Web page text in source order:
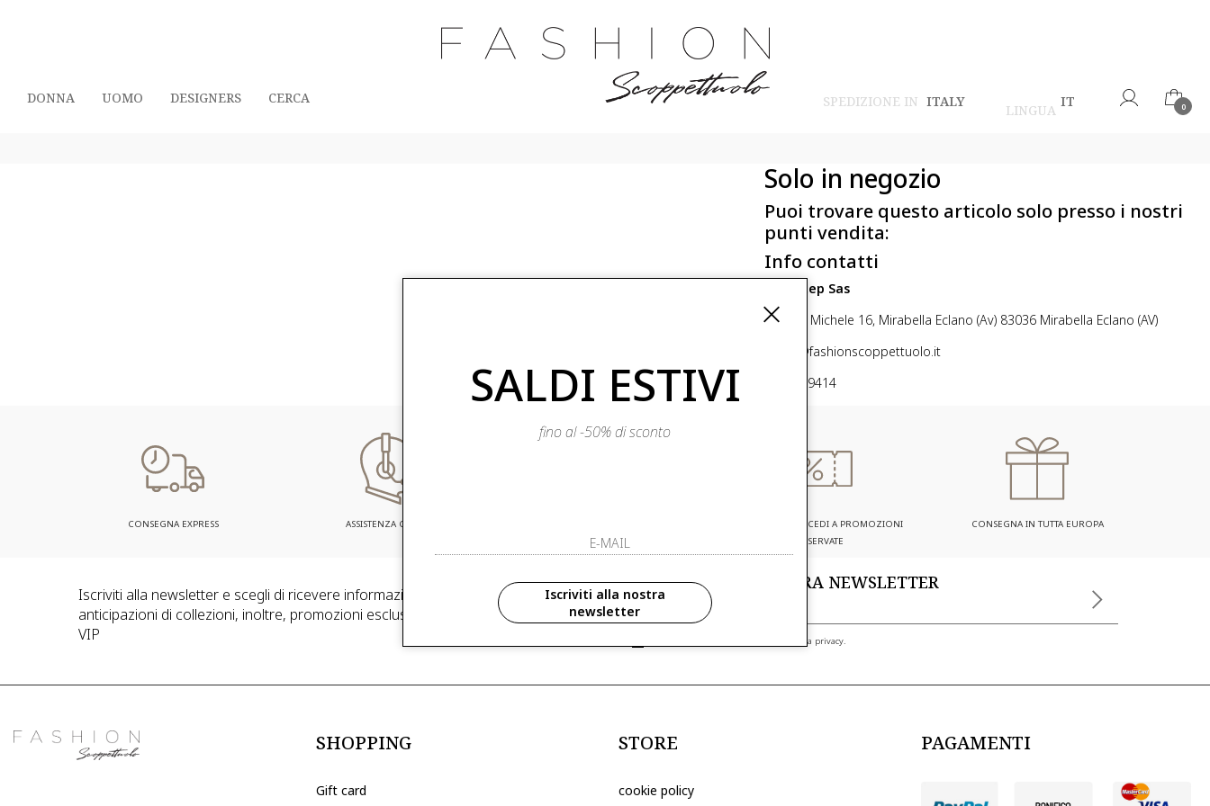
SPEDIZIONE IN ITALY
LINGUA
IT 0
DONNA UOMO DESIGNERS CERCA
Solo in negozio
Puoi trovare questo articolo solo presso i nostri
punti vendita:
Info contatti
First step Sas
Via San Michele 16, Mirabella Eclano (Av) 83036 Mirabella Eclano (AV)
ordini@fashionscoppettuolo.it
0825449414
CONSEGNA EXPRESS ASSISTENZA CLIENTI
ISCRIVITI ED ACCEDI A PROMOZIONI
RISERVATE
CONSEGNA IN TUTTA EUROPA
Iscriviti alla newsletter e scegli di ricevere informazioni in anteprima ed
anticipazioni di collezioni, inoltre, promozioni esclusive riservate ai nostri clienti
VIP
ISCRIVITI ALLA NOSTRA NEWSLETTER
ho letto ed accettato le condizioni sulla privacy.
SHOPPING
Gift card
STORE
cookie policy
PAGAMENTI
SALDI ESTIVI
fino al -50% di sconto
Iscriviti alla nostra
newsletter